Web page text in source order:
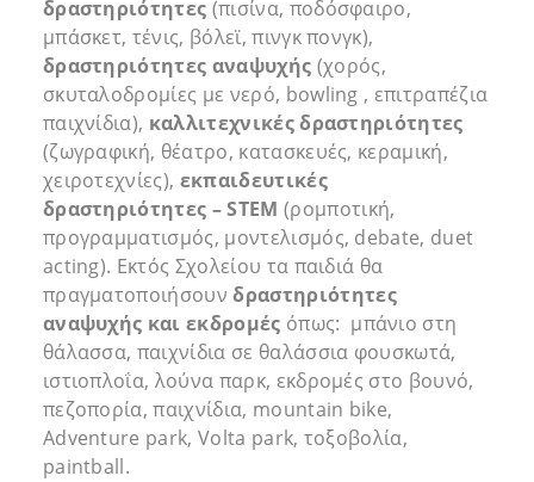
δραστηριότητες (πισίνα, ποδόσφαιρο,
μπάσκετ, τένις, βόλεϊ, πινγκ πονγκ),
δραστηριότητες αναψυχής (χορός,
σκυταλοδρομίες με νερό, bowling , επιτραπέζια
παιχνίδια), καλλιτεχνικές δραστηριότητες
(ζωγραφική, θέατρο, κατασκευές, κεραμική,
χειροτεχνίες), εκπαιδευτικές
δραστηριότητες –STEM (ρομποτική,
προγραμματισμός, μοντελισμός, debate, duet
acting). Εκτός Σχολείου τα παιδιά θα
πραγματοποιήσουνδραστηριότητες
αναψυχής και εκδρομές όπως: μπάνιο στη
θάλασσα, παιχνίδια σε θαλάσσια φουσκωτά,
ιστιοπλοΐα, λούνα παρκ, εκδρομές στο βουνό,
πεζοπορία, παιχνίδια, mountain bike,
Adventure park, Volta park, τοξοβολία,
paintball.